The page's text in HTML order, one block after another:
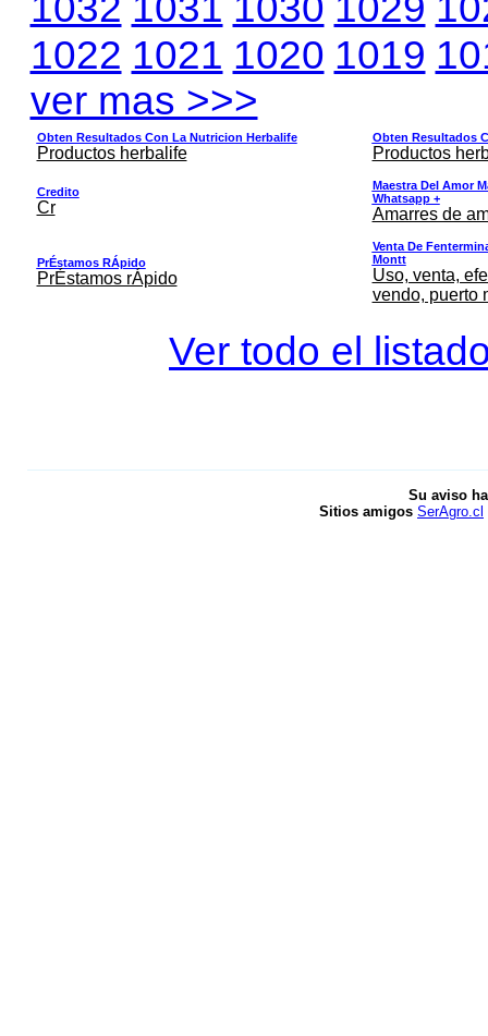
1022 1021 1020 1019
ver mas >>>
Obten Resultados Con La Nutricion Herbalife
Productos herbalife
Obten Resultados
Productos
Credito
Cr
Maestra Del Amor
Whatsapp +
Amarres de
PrÉstamos RÁpido
PrÉstamos rÁpido
Venta De
Montt
Uso, venta,
vendo, puerto
Ver todo el
Su aviso
Sitios amigos SerAgro.cl